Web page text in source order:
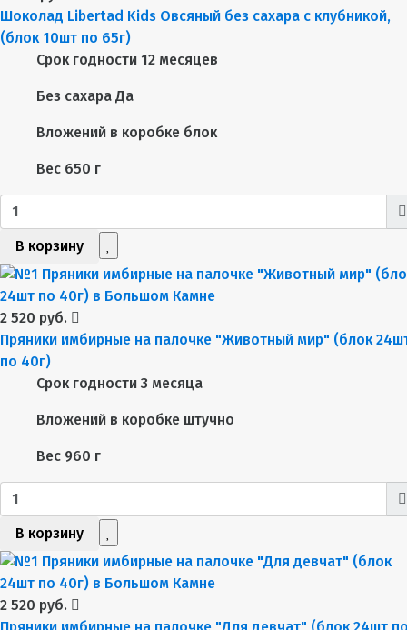
Шоколад Libertad Kids Овсяный без сахара с клубникой,
(блок 10шт по 65г)
Срок годности 12 месяцев
Без сахара Да
Вложений в коробке блок
Вес 650 г
В корзину
2 520 руб.
Пряники имбирные на палочке "Животный мир" (блок
по 40г)
Срок годности 3 месяца
Вложений в коробке штучно
Вес 960 г
В корзину
2 520 руб.